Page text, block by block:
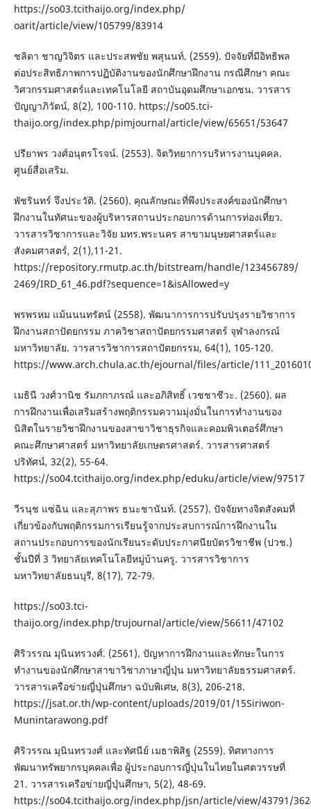
https://so03.tcithaijo.org/index.php/
oarit/article/view/105799/83914
ชลิดา ชาญวิจิตร และประสพชัย พสุนนท์. (2559). ปัจจัยที่มีอิทธิพล
ต่อประสิทธิภาพการปฏิบัติงานของนักศึกษาฝึกงาน กรณีศึกษา คณะ
วิศวกรรมศาสตร์และเทคโนโลยี สถาบันอุดมศึกษาเอกชน. วารสาร
ปัญญาภิวัตน์, 8(2), 100-110. https://so05.tci-
thaijo.org/index.php/pimjournal/article/view/65651/53647
ปรียาพร วงศ์อนุตรโรจน์. (2553). จิตวิทยาการบริหารงานบุคคล.
ศูนย์สื่อเสริม.
พัชรินทร์ จึงประวัติ. (2560). คุณลักษณะที่พึงประสงค์ของนักศึกษา
ฝึกงานในทัศนะของผู้บริหารสถานประกอบการด้านการท่องเที่ยว.
วารสารวิชาการและวิจัย มทร.พระนคร สาขามนุษยศาสตร์และ
สังคมศาสตร์, 2(1),11-21.
https://repository.rmutp.ac.th/bitstream/handle/123456789/
2469/IRD_61_46.pdf?sequence=1&isAllowed=y
พรพรหม แม้นนนทรัตน์ (2558). พัฒนาการการปรับปรุงรายวิชาการ
ฝึกงานสถาปัตยกรรม ภาควิชาสถาปัตยกรรมศาสตร์ จุฬาลงกรณ์
มหาวิทยาลัย. วารสารวิชาการสถาปัตยกรรม, 64(1), 105-120.
https://www.arch.chula.ac.th/ejournal/files/article/
เมธินี วงศ์วานิช รัมภกาภรณ์ และอภิสิทธิ์ เวชชาชีวะ. (2560). ผล
การฝึกงานเพื่อเสริมสร้างพฤติกรรมความมุ่งมั่นในการทำงานของ
นิสิตในรายวิชาฝึกงานของสาขาวิชาธุรกิจและคอมพิวเตอร์ศึกษา
คณะศึกษาศาสตร์ มหาวิทยาลัยเกษตรศาสตร์. วารสารศาสตร์
ปริทัศน์, 32(2), 55-64.
https://so04.tcithaijo.org/index.php/eduku/article/view/97517
วีรนุช แซ่ฉิน และสุภาพร ธนะชานันท์. (2557). ปัจจัยทางจิตสังคมที่
เกี่ยวข้องกับพฤติกรรมการเรียนรู้จากประสบการณ์การฝึกงานใน
สถานประกอบการของนักเรียนระดับประกาศนียบัตรวิชาชีพ (ปวช.)
ชั้นปีที่ 3 วิทยาลัยเทคโนโลยีหมู่บ้านครู. วารสารวิชาการ
มหาวิทยาลัยธนบุรี, 8(17), 72-79.
https://so03.tci-
thaijo.org/index.php/trujournal/article/view/56611/47102
ศิริวรรณ มุนินทรวงศ์. (2561). ปัญหาการฝึกงานและทักษะในการ
ทำงานของนักศึกษาสาขาวิชาภาษาญี่ปุ่น มหาวิทยาลัยธรรมศาสตร์.
วารสารเครือข่ายญี่ปุ่นศึกษา ฉบับพิเศษ, 8(3), 206-218.
https://jsat.or.th/wp-content/uploads/2019/01/15Siriwon-
Munintarawong.pdf
ศิริวรรณ มุนินทรวงศ์ และทัศนีย์ เมธาพิสิฐ (2559). ทิศทางการ
พัฒนาทรัพยากรบุคคลเพื่อ ผู้ประกอบการญี่ปุ่นในไทยในศตวรรษที่
21. วารสารเครือข่ายญี่ปุ่นศึกษา, 5(2), 48-69.
https://so04.tcithaijo.org/index.php/jsn/article/view/43791/